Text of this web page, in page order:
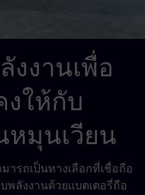
งงานเพื่อ
ให้กับ
หมุนเวียน
ารถเป็นทางเลือกที่เชื่อถือ
พลังงานด้วยแบตเตอรี่ถือ